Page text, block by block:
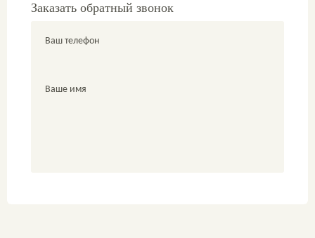
Заказать обратный звонок
Ваш телефон
Ваше имя